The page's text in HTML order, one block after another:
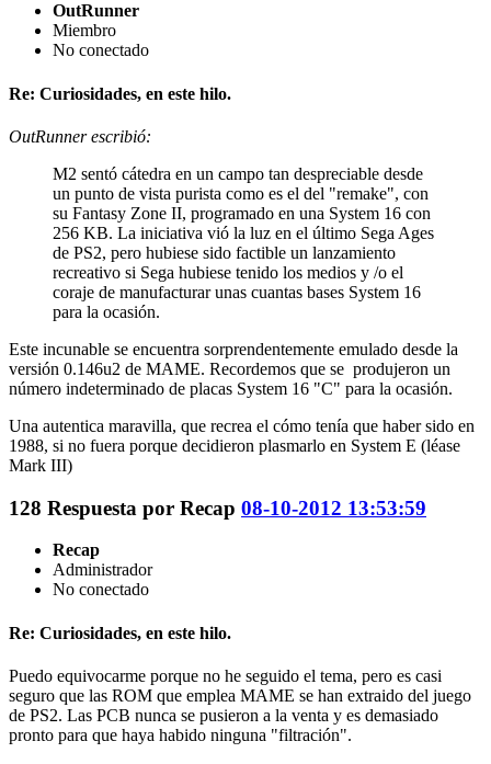
OutRunner
Miembro
No conectado
Re: Curiosidades, en este hilo.
OutRunner escribió:
M2 sentó cátedra en un campo tan despreciable desde
un punto de vista purista como es el del "remake", con
su Fantasy Zone II, programado en una System 16 con
256 KB. La iniciativa vió la luz en el último Sega Ages
de PS2, pero hubiese sido factible un lanzamiento
recreativo si Sega hubiese tenido los medios y /o el
coraje de manufacturar unas cuantas bases System 16
para la ocasión.
Este incunable se encuentra sorprendentemente emulado desde la
versión 0.146u2 de MAME. Recordemos que se produjeron un
número indeterminado de placas System 16 "C" para la ocasión.
Una autentica maravilla, que recrea el cómo tenía que haber sido en
1988, si no fuera porque decidieron plasmarlo en System E (léase
Mark III)
128 Respuesta por Recap 08-10-2012 13:53:59
Recap
Administrador
No conectado
Re: Curiosidades, en este hilo.
Puedo equivocarme porque no he seguido el tema, pero es casi
seguro que las ROM que emplea MAME se han extraido del juego
de PS2. Las PCB nunca se pusieron a la venta y es demasiado
pronto para que haya habido ninguna "filtración".